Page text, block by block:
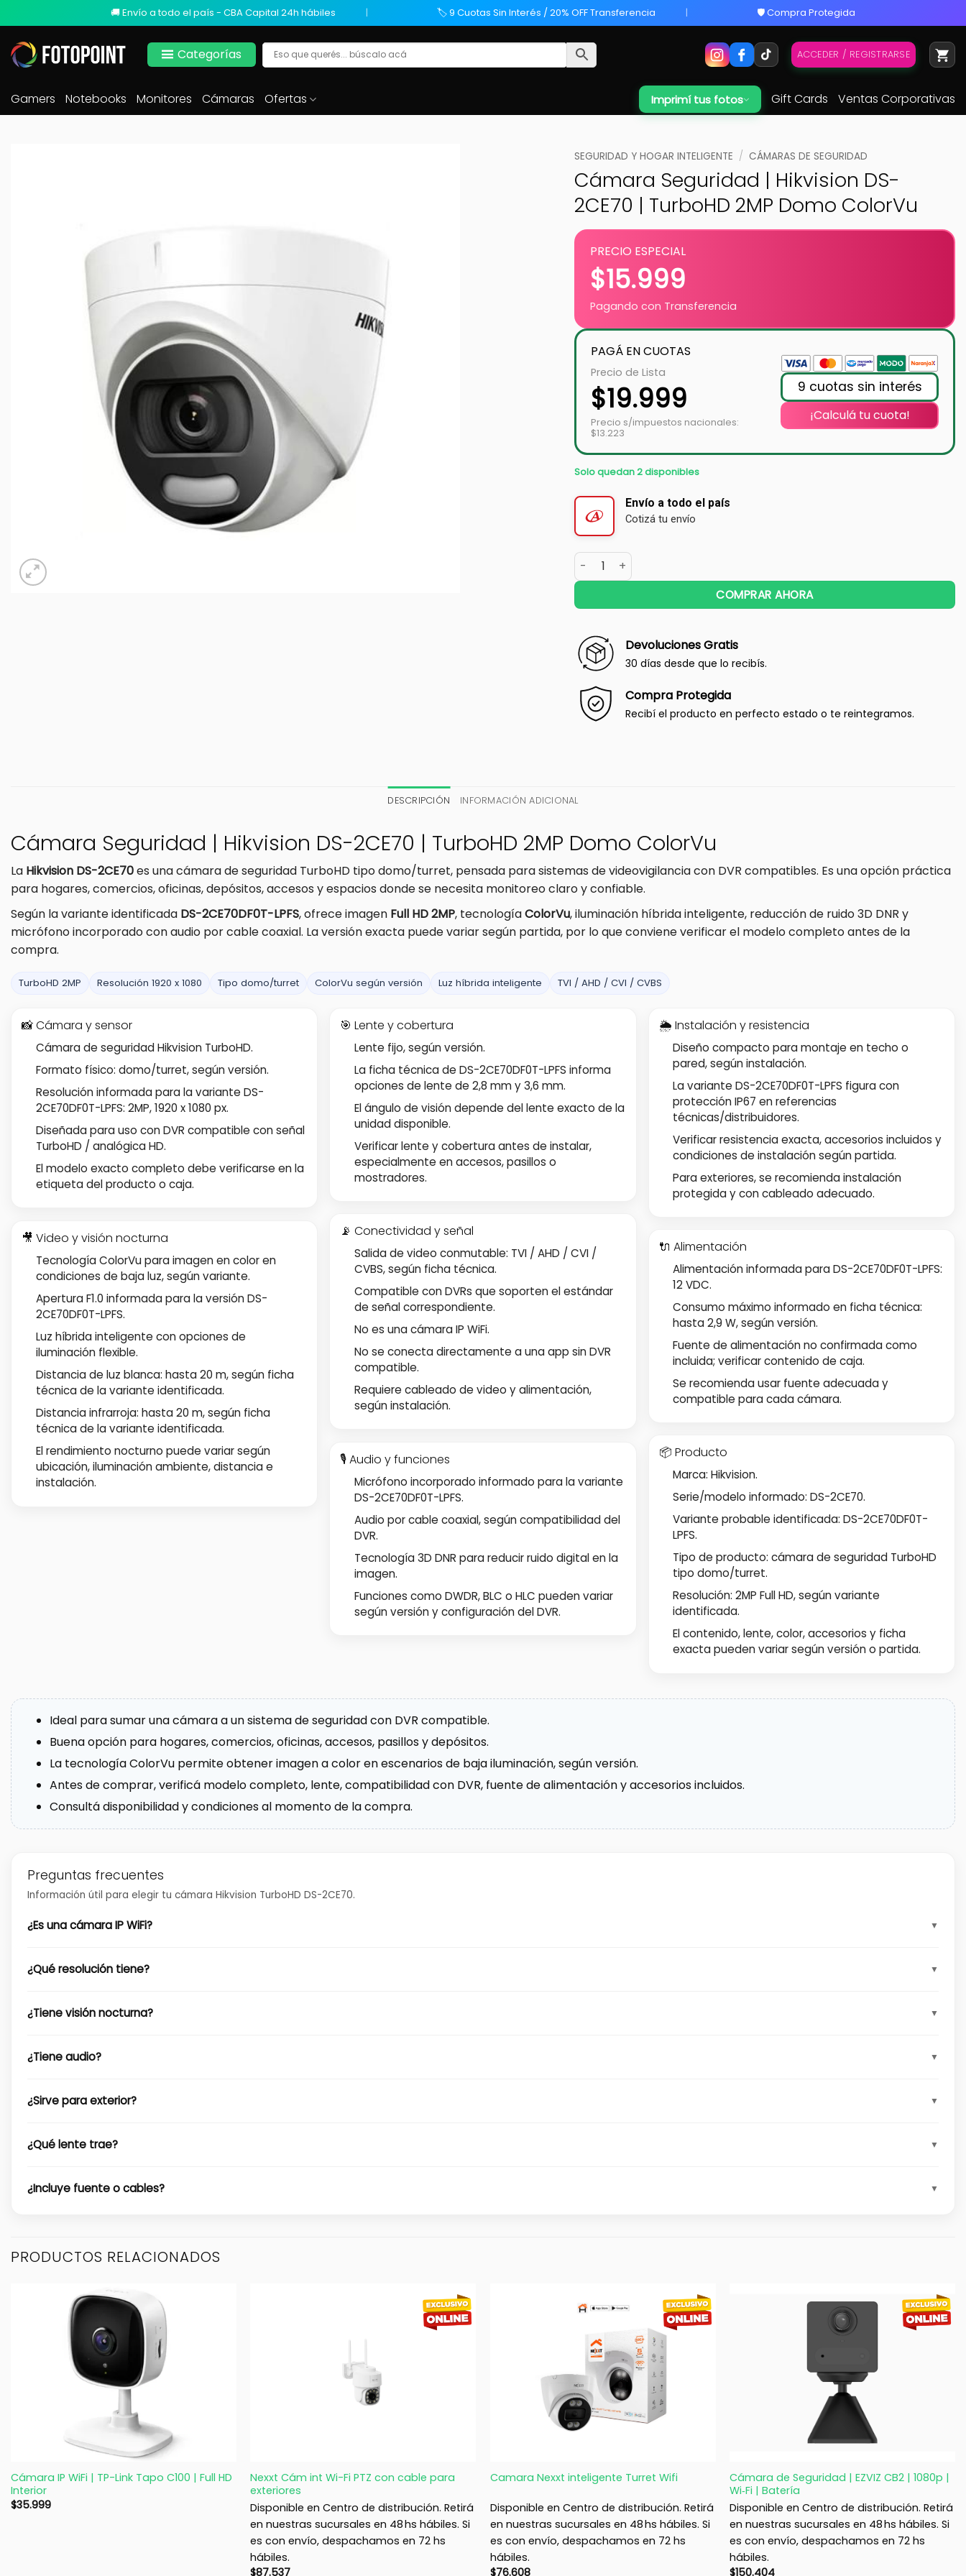
🚚 Envío a todo el país - CBA Capital 24h hábiles 🏷️ 9 Cuotas Sin Interés / 20% OFF Transferencia 🛡️ Compra Protegida
Categorías ACCEDER / REGISTRARSE
Gamers Notebooks Monitores Cámaras Ofertas Imprimí tus fotos Gift Cards Ventas Corporativas
SEGURIDAD Y HOGAR INTELIGENTE / CÁMARAS DE SEGURIDAD
Cámara Seguridad | Hikvision DS-
2CE70 | TurboHD 2MP Domo ColorVu
PRECIO ESPECIAL
$15.999
Pagando con Transferencia
PAGÁ EN CUOTAS
Precio de Lista
$19.999
Precio s/impuestos nacionales:
$13.223
9 cuotas sin interés
¡Calculá tu cuota!
Solo quedan 2 disponibles
Envío a todo el país
Cotizá tu envío
COMPRAR AHORA
Devoluciones Gratis
30 días desde que lo recibís.
Compra Protegida
Recibí el producto en perfecto estado o te reintegramos.
DESCRIPCIÓN INFORMACIÓN ADICIONAL
Cámara Seguridad | Hikvision DS-2CE70 | TurboHD 2MP Domo ColorVu
La Hikvision DS-2CE70es una cámara de seguridad TurboHD tipo domo/turret, pensada para sistemas de videovigilancia con DVR compatibles. Es una opción práctica
para hogares, comercios, oficinas, depósitos, accesos y espacios donde se necesita monitoreo claro y confiable.
Según la variante identificada DS-2CE70DF0T-LPFS, ofrece imagen Full HD 2MP, tecnologíaColorVu, iluminación híbrida inteligente, reducción de ruido 3D DNR y
micrófono incorporado con audio por cable coaxial. La versión exacta puede variar según partida, por lo que conviene verificar el modelo completo antes de la
compra.
TurboHD 2MP Resolución 1920 x 1080 Tipo domo/turret ColorVu según versión Luz híbrida inteligente TVI / AHD / CVI / CVBS
📸 Cámara y sensor
Cámara de seguridad Hikvision TurboHD.
Formato físico: domo/turret, según versión.
Resolución informada para la variante DS-
2CE70DF0T-LPFS: 2MP, 1920 x 1080 px.
Diseñada para uso con DVR compatible con señal
TurboHD / analógica HD.
El modelo exacto completo debe verificarse en la
etiqueta del producto o caja.
🎥 Video y visión nocturna
Tecnología ColorVu para imagen en color en
condiciones de baja luz, según variante.
Apertura F1.0 informada para la versión DS-
2CE70DF0T-LPFS.
Luz híbrida inteligente con opciones de
iluminación flexible.
Distancia de luz blanca: hasta 20 m, según ficha
técnica de la variante identificada.
Distancia infrarroja: hasta 20 m, según ficha
técnica de la variante identificada.
El rendimiento nocturno puede variar según
ubicación, iluminación ambiente, distancia e
instalación.
🎯 Lente y cobertura
Lente fijo, según versión.
La ficha técnica de DS-2CE70DF0T-LPFS informa
opciones de lente de 2,8 mm y 3,6 mm.
El ángulo de visión depende del lente exacto de la
unidad disponible.
Verificar lente y cobertura antes de instalar,
especialmente en accesos, pasillos o
mostradores.
📡 Conectividad y señal
Salida de video conmutable: TVI / AHD / CVI /
CVBS, según ficha técnica.
Compatible con DVRs que soporten el estándar
de señal correspondiente.
No es una cámara IP WiFi.
No se conecta directamente a una app sin DVR
compatible.
Requiere cableado de video y alimentación,
según instalación.
🎙️ Audio y funciones
Micrófono incorporado informado para la variante
DS-2CE70DF0T-LPFS.
Audio por cable coaxial, según compatibilidad del
DVR.
Tecnología 3D DNR para reducir ruido digital en la
imagen.
Funciones como DWDR, BLC o HLC pueden variar
según versión y configuración del DVR.
🌦️ Instalación y resistencia
Diseño compacto para montaje en techo o
pared, según instalación.
La variante DS-2CE70DF0T-LPFS figura con
protección IP67 en referencias
técnicas/distribuidores.
Verificar resistencia exacta, accesorios incluidos y
condiciones de instalación según partida.
Para exteriores, se recomienda instalación
protegida y con cableado adecuado.
🔌 Alimentación
Alimentación informada para DS-2CE70DF0T-LPFS:
12 VDC.
Consumo máximo informado en ficha técnica:
hasta 2,9 W, según versión.
Fuente de alimentación no confirmada como
incluida; verificar contenido de caja.
Se recomienda usar fuente adecuada y
compatible para cada cámara.
📦 Producto
Marca: Hikvision.
Serie/modelo informado: DS-2CE70.
Variante probable identificada: DS-2CE70DF0T-
LPFS.
Tipo de producto: cámara de seguridad TurboHD
tipo domo/turret.
Resolución: 2MP Full HD, según variante
identificada.
El contenido, lente, color, accesorios y ficha
exacta pueden variar según versión o partida.
Ideal para sumar una cámara a un sistema de seguridad con DVR compatible.
Buena opción para hogares, comercios, oficinas, accesos, pasillos y depósitos.
La tecnología ColorVu permite obtener imagen a color en escenarios de baja iluminación, según versión.
Antes de comprar, verificá modelo completo, lente, compatibilidad con DVR, fuente de alimentación y accesorios incluidos.
Consultá disponibilidad y condiciones al momento de la compra.
Preguntas frecuentes
Información útil para elegir tu cámara Hikvision TurboHD DS-2CE70.
¿Es una cámara IP WiFi?
¿Qué resolución tiene?
¿Tiene visión nocturna?
¿Tiene audio?
¿Sirve para exterior?
¿Qué lente trae?
¿Incluye fuente o cables?
PRODUCTOS RELACIONADOS
Cámara IP WiFi | TP-Link Tapo C100 | Full HD
Interior
$35.999
Nexxt Cám int Wi-Fi PTZ con cable para
exteriores
Disponible en Centro de distribución. Retirá
en nuestras sucursales en 48 hs hábiles. Si
es con envío, despachamos en 72 hs
hábiles.
$87.537
Camara Nexxt inteligente Turret Wifi
Disponible en Centro de distribución. Retirá
en nuestras sucursales en 48 hs hábiles. Si
es con envío, despachamos en 72 hs
hábiles.
$76.608
Cámara de Seguridad | EZVIZ CB2 | 1080p |
Wi‑Fi | Batería
Disponible en Centro de distribución. Retirá
en nuestras sucursales en 48 hs hábiles. Si
es con envío, despachamos en 72 hs
hábiles.
$150.404